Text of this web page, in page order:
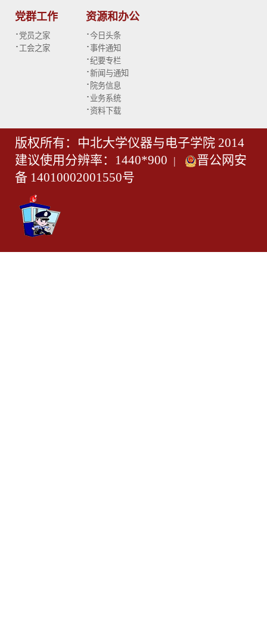
党群工作
· 党员之家
· 工会之家
资源和办公
·今日头条
·事件通知
·纪要专栏
·新闻与通知
· 院务信息
· 业务系统
·资料下载
版权所有：中北大学仪器与电子学院 2014
建议使用分辨率：1440*900 |
晋公网安
备 14010002001550号